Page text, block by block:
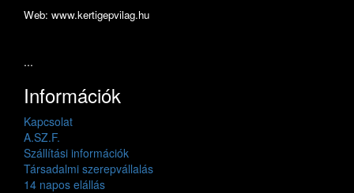
Web: www.kertigepvilag.hu
...
Információk
Kapcsolat
A.SZ.F.
Szállítási információk
Társadalmi szerepvállalás
14 napos elállás